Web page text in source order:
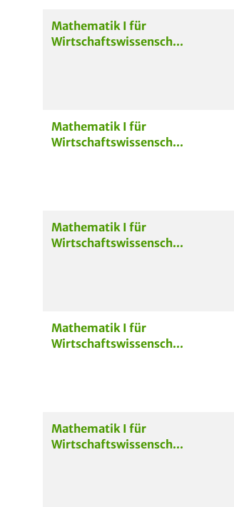
Mathematik I für
Wirtschaftswissensch...
Mathematik I für
Wirtschaftswissensch...
Mathematik I für
Wirtschaftswissensch...
Mathematik I für
Wirtschaftswissensch...
Mathematik I für
Wirtschaftswissensch...